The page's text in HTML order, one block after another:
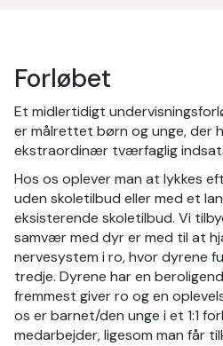
Forløbet
Et midlertidigt
er målrettet børn og unge, der
ekstraordinær tværfaglig
Hos os oplever man at lykkes
uden skoletilbud eller med et
eksisterende skoletilbud. Vi
samvær med dyr er med til at
nervesystem i ro, hvor dyrene
tredje. Dyrene har en
fremmest giver ro og en
os er barnet/den unge i et 1:1
medarbejder, ligesom man får